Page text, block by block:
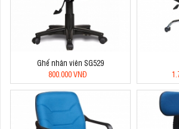
Ghế nhân viên SG529
800.000 VNĐ